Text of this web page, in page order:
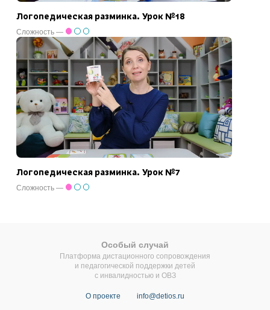
Логопедическая разминка. Урок №18
Сложность —
Логопедическая разминка. Урок №7
Сложность —
Особый случай
Платформа дистационного сопровождения
и педагогической поддержки детей
с инвалидностью и ОВЗ
О проекте info@detios.ru